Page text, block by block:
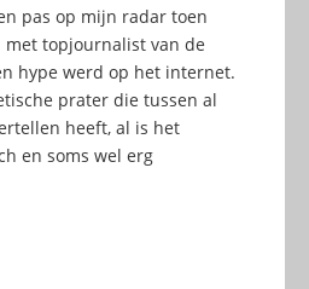
pas op mijn radar toen
topjournalist van de
hype werd op het internet.
prater die tussen al
heeft, al is het
en soms wel erg